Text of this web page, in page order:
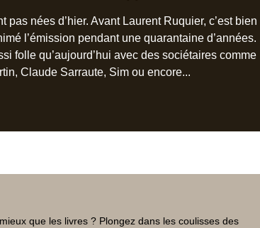
pas nées d’hier. Avant Laurent Ruquier, c’est bien
l’émission pendant une quarantaine d’années.
folle qu’aujourd’hui avec des sociétaires comme
Claude Sarraute, Sim ou encore...
que les livres ? Plongez dans les coulisses des